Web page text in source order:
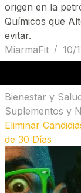
origen en la
Químicos que
evitar.
MiarmaFit
10/
Bienestar y
Suplementos y
Eliminar
de 30 Días